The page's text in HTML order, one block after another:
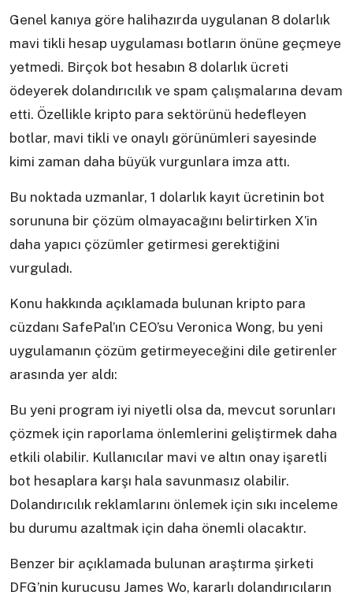
Genel kanıya göre halihazırda uygulanan 8 dolarlık
mavi tikli hesap uygulaması botların önüne geçmeye
yetmedi. Birçok bot hesabın 8 dolarlık ücreti
ödeyerek dolandırıcılık ve spam çalışmalarına devam
etti. Özellikle kripto para sektörünü hedefleyen
botlar, mavi tikli ve onaylı görünümleri sayesinde
kimi zaman daha büyük vurgunlara imza attı.
Bu noktada uzmanlar, 1 dolarlık kayıt ücretinin bot
sorununa bir çözüm olmayacağını belirtirken X’in
daha yapıcı çözümler getirmesi gerektiğini
vurguladı.
Konu hakkında açıklamada bulunan kripto para
cüzdanı SafePal’ın CEO’su Veronica Wong, bu yeni
uygulamanın çözüm getirmeyeceğini dile getirenler
arasında yer aldı:
Bu yeni program iyi niyetli olsa da, mevcut sorunları
çözmek için raporlama önlemlerini geliştirmek daha
etkili olabilir. Kullanıcılar mavi ve altın onay işaretli
bot hesaplara karşı hala savunmasız olabilir.
Dolandırıcılık reklamlarını önlemek için sıkı inceleme
bu durumu azaltmak için daha önemli olacaktır.
Benzer bir açıklamada bulunan araştırma şirketi
DFG’nin kurucusu James Wo, kararlı dolandırıcıların